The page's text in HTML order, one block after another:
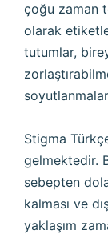
çoğu zaman
olarak
tutumlar,
Stigma
gelmektedir.
sebepten
kalması ve
yaklaşım